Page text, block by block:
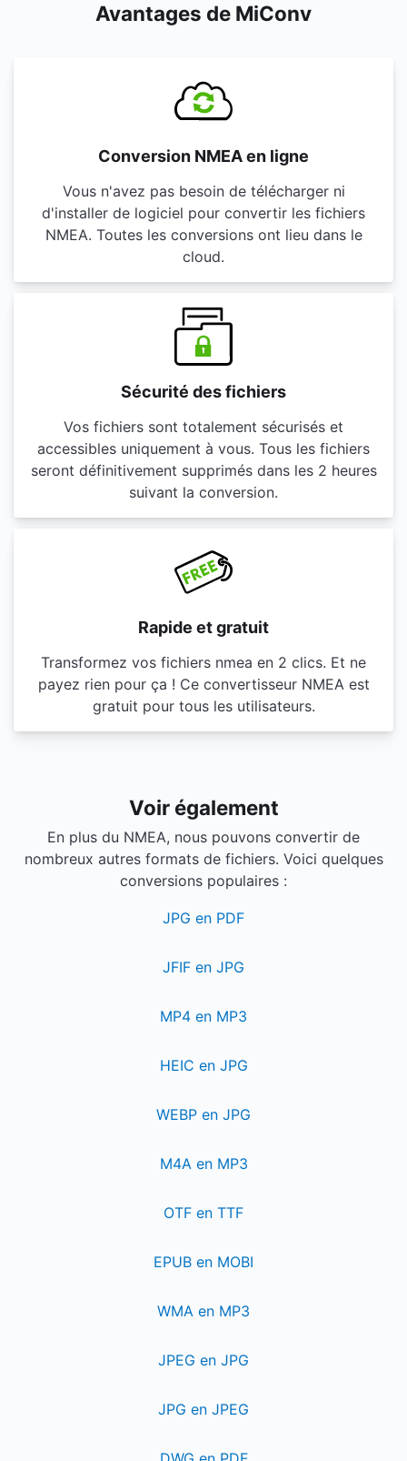
Avantages de MiConv
Conversion NMEA en ligne
Vous n'avez pas besoin de télécharger ni
d'installer de logiciel pour convertir les fichiers
NMEA. Toutes les conversions ont lieu dans le
cloud.
Sécurité des fichiers
Vos fichiers sont totalement sécurisés et
accessibles uniquement à vous. Tous les fichiers
seront définitivement supprimés dans les 2 heures
suivant la conversion.
Rapide et gratuit
Transformez vos fichiers nmea en 2 clics. Et ne
payez rien pour ça ! Ce convertisseur NMEA est
gratuit pour tous les utilisateurs.
Voir également
En plus du NMEA, nous pouvons convertir de
nombreux autres formats de fichiers. Voici quelques
conversions populaires :
JPG en PDF
JFIF en JPG
MP4 en MP3
HEIC en JPG
WEBP en JPG
M4A en MP3
OTF en TTF
EPUB en MOBI
WMA en MP3
JPEG en JPG
JPG en JPEG